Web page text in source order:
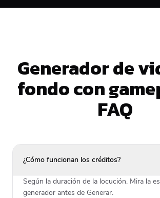
Generador de
fondo con
FAQ
¿Cómo funcionan los créditos?
Según la duración de la locución. Mira la
generador antes de Generar.